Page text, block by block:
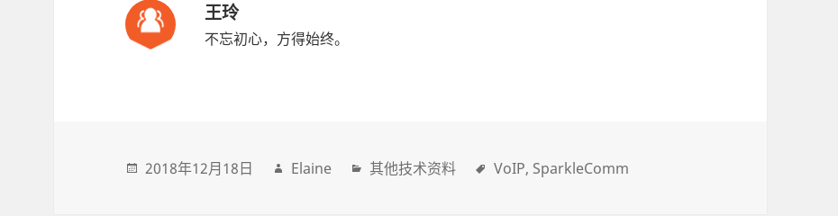
王玲
不忘初心，方得始终。
2018年12月18日 Elaine 其他技术资料 VoIP SparkleComm